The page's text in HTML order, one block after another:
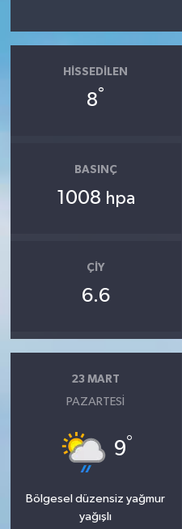
HISSEDILEN
8°
BASINÇ
1008 hpa
ÇIY
6.6
23 MART
PAZARTESI
9°
Bölgesel düzensiz yağmur
yağışlı